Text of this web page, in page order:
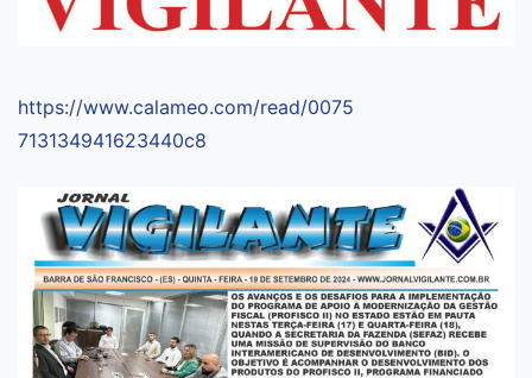
https://www.calameo.com/read/0075
713134941623440c8